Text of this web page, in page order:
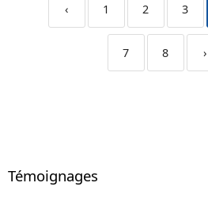
‹ 1 2 3
7 8 ›
Témoignages